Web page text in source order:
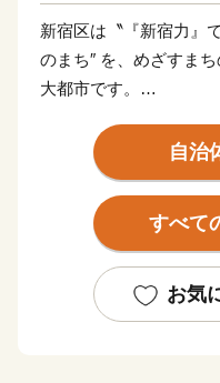
新宿区は〝『新宿力』
のまち″ を、めざすま
大都市です。
活用させていただきま
税（寄附）をお願いし
★新宿区にご縁のある
「新宿区に住んでいる
学校に通っていた」、
自治
すべて
お気